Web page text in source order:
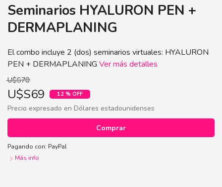
Seminarios HYALURON PEN +
DERMAPLANING
El combo incluye 2 (dos) seminarios virtuales: HYALURON
PEN + DERMAPLANING Ver más detalles
U$S78
U$S69 12 % OFF
Precio expresado en Dólares estadounidenses
Comprar
Pagando con: PayPal
Más info